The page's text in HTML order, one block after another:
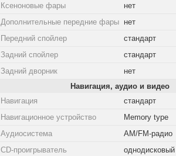
Ксеноновые фары
нет
Дополнительные передние фары нет
Передний спойлер
стандарт
Задний спойлер
стандарт
Задний дворник
нет
Навигация, аудио и видео
Навигация
стандарт
Навигационное устройство
Memory type
Аудиосистема
AM/FM-радио
CD-проигрыватель
однодисковый